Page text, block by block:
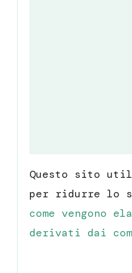
Questo sito
per ridurre lo
come vengono
derivati dai